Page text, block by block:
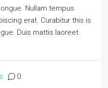
Nullam tempus
erat. Curabitur this is
Duis mattis laoreet
0